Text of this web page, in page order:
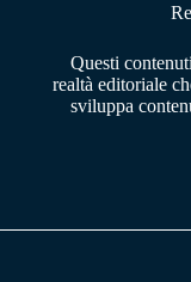
Questi
realtà editoriale
sviluppa